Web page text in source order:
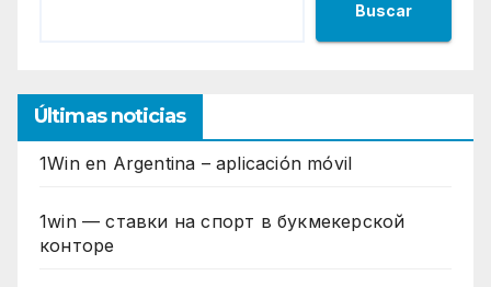
Buscar
Últimas noticias
1Win en Argentina – aplicación móvil
1win — ставки на спорт в букмекерской
конторе